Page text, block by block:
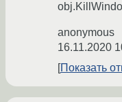
anonymous
16.11.2020
Показать